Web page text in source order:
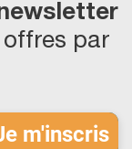
offres par